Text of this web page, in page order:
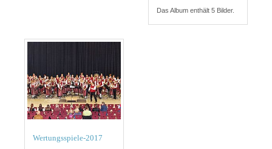
Das Album enthält 5 Bilder.
Wertungsspiele-2017